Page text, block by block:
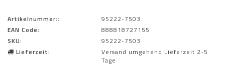
Artikelnummer::
95222-7503
EAN Code:
888818727155
SKU:
95222-7503
Lieferzeit:
Versand umgehend Lieferzeit 2-5
Tage